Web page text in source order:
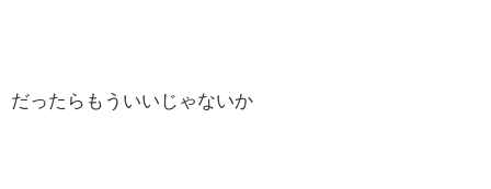
だったらもういいじゃないか